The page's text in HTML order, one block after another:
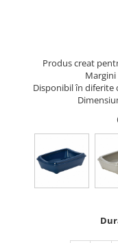
Produs creat
Disponibil în diferite